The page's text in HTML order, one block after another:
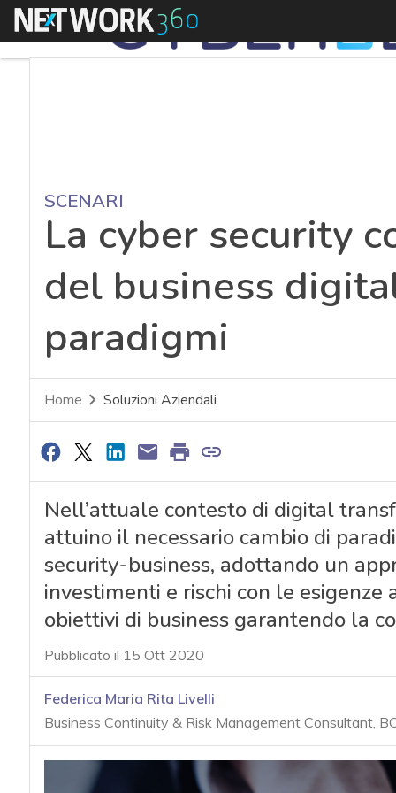
Menu
SCENARI
La cyber security
del business
paradigmi
Home Soluzioni Aziendali
Nell’attuale contesto di digital
attuino il necessario cambio di
security-business, adottando un
investimenti e rischi con le
obiettivi di business garantendo la
Pubblicato il 15 Ott 2020
Federica Maria Rita Livelli
Business Continuity & Risk Management Consultant,